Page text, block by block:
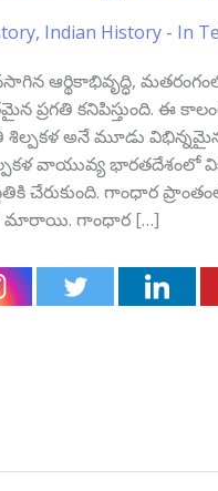
, Indian History - In
ఆర్థికాభివృద్ధి,
ప్రగతి కనిపిస్తుంది. ఈ
అనే మూడు
వాయువ్య భారతదేశంలో
చేరుకుంది. గాంధార
మారాయి. గాంధార […]